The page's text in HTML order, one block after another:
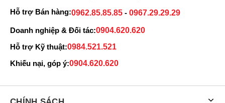
Hỗ trợ Bán hàng:0962.85.85.85 - 0967.29.29.29
Doanh nghiệp & Đối tác:0904.620.620
Hỗ trợ Kỹ thuật:0984.521.521
Khiếu nại, góp ý:0904.620.620